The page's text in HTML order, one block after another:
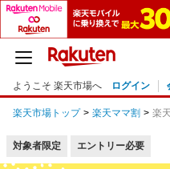
ようこそ 楽天市場へ ログイン
楽天市場トップ 楽天ママ割 楽
対象者限定 エントリー必要